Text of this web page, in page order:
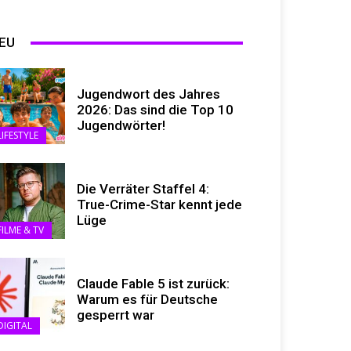
Jugendwort des Jahres
2026: Das sind die Top 10
Jugendwörter!
& TV
Die Verräter Staffel 4:
True-Crime-Star kennt jede
Lüge
Claude Fable 5 ist zurück:
Warum es für Deutsche
gesperrt war